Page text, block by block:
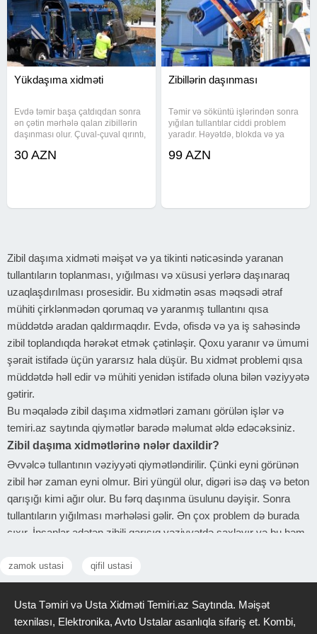
Yükdaşıma xidməti
Evdə təmir başa çatdıqdan sonra
ən çətin mərhələ qalan zibillərin
daşınması olur. Çuval-çuval qırıntı,
yığılır və adi minik maşını ilə
30 AZN
Zibillərin daşınması
Təmir və söküntü işlərindən sonra
yığılan tullantılar ciddi problem
yaradır. Həyətdə, blokda və ya
tikinti qırıntıları həm maneə olur,
99 AZN
Zibil daşıma xidməti məişət və ya tikinti nəticəsində yaranan
tullantıların toplanması, yığılması və xüsusi yerlərə daşınaraq
uzaqlaşdırılması prosesidir. Bu xidmətin əsas məqsədi ətraf
mühiti çirklənmədən qorumaq və yaranmış tullantını qısa
müddətdə aradan qaldırmaqdır. Evdə, ofisdə və ya iş sahəsində
zibil toplandıqda hərəkət etmək çətinləşir. Qoxu yaranır və ümumi
şərait istifadə üçün yararsız hala düşür. Bu xidmət problemi qısa
müddətdə həll edir və mühiti yenidən istifadə oluna bilən vəziyyətə
gətirir.
Bu məqalədə zibil daşıma xidmətləri zamanı görülən işlər və
temiri.az saytında qiymətlər barədə məlumat əldə edəcəksiniz.
Zibil daşıma xidmətlərinə nələr daxildir?
Əvvəlcə tullantının vəziyyəti qiymətləndirilir. Çünki eyni görünən
zibil hər zaman eyni olmur. Biri yüngül olur, digəri isə daş və beton
qarışığı kimi ağır olur. Bu fərq daşınma üsulunu dəyişir. Sonra
tullantıların yığılması mərhələsi gəlir. Ən çox problem də burada
çıxır. İnsanlar adətən zibili qarışıq vəziyyətdə saxlayır və bu həm
tullantı maşına yüklənərkən tökülür və əlavə iş yaradır.
Digər hissə daşınmadır. Burada əsas məsələ sürət yox,
təhlükəsizlikdir. Ağır tullantı düzgün yerləşdirilməsə, daşınma
zamanı problem yarada bilər. Sonda isə tullantının düzgün yerə
zamok ustasi qifil ustasi
Usta Təmiri və Usta Xidməti Temiri.az Saytında. Məişət
texnilası, Elektronika, Avto Ustalar asanlıqla sifariş et. Kombi,